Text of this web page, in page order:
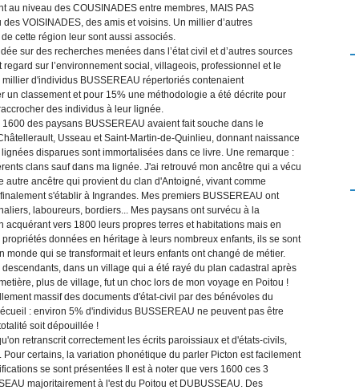
au niveau des COUSINADES entre membres, MAIS PAS
VOISINADES, des amis et voisins. Un millier d’autres
cette région leur sont aussi associés.
sur des recherches menées dans l’état civil et d’autres sources
sur l’environnement social, villageois, professionnel et le
d'individus BUSSEREAU répertoriés contenaient
un classement et pour 15% une méthodologie a été décrite pour
des individus à leur lignée.
des paysans BUSSEREAU avaient fait souche dans le
Usseau et Saint-Martin-de-Quinlieu, donnant naissance
disparues sont immortalisées dans ce livre. Une remarque :
clans sauf dans ma lignée. J'ai retrouvé mon ancêtre qui a vécu
ancêtre qui provient du clan d'Antoigné, vivant comme
s'établir à Ingrandes. Mes premiers BUSSEREAU ont
laboureurs, bordiers... Mes paysans ont survécu à la
acquérant vers 1800 leurs propres terres et habitations mais en
données en héritage à leurs nombreux enfants, ils se sont
monde qui se transformait et leurs enfants ont changé de métier.
dans un village qui a été rayé du plan cadastral après
plus de village, fut un choc lors de mon voyage en Poitou !
massif des documents d'état-civil par des bénévoles du
: environ 5% d'individus BUSSEREAU ne peuvent pas être
soit dépouillée !
retranscrit correctement les écrits paroissiaux et d'états-civils,
certains, la variation phonétique du parler Picton est facilement
se sont présentées Il est à noter que vers 1600 ces 3
majoritairement à l'est du Poitou et DUBUSSEAU. Des